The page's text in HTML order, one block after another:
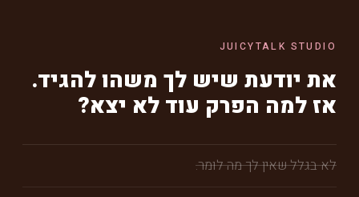
JUICYTALK STUDIO
את יודעת שיש לך משהו להגיד.
אז למה הפרק עוד לא יצא?
לא בגלל שאין לך מה לומר.